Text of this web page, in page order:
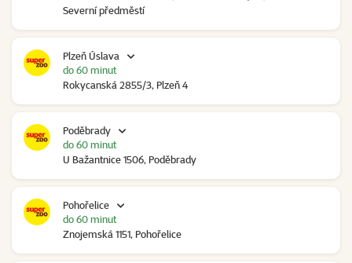
Severní předměstí
Plzeň Úslava
Rokycanská 2855/3, Plzeň 4
do 60 minut
Poděbrady
U Bažantnice 1506, Poděbrady
do 60 minut
Pohořelice
Znojemská 1151, Pohořelice
do 60 minut